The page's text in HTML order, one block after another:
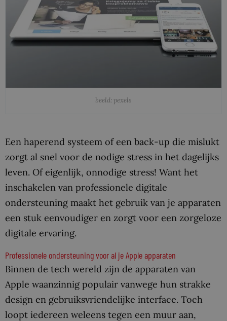
beeld: pexels
Een haperend systeem of een back-up die mislukt
zorgt al snel voor de nodige stress in het dagelijks
leven. Of eigenlijk, onnodige stress! Want het
inschakelen van professionele digitale
ondersteuning maakt het gebruik van je apparaten
een stuk eenvoudiger en zorgt voor een zorgeloze
digitale ervaring.
Professionele ondersteuning voor al je Apple apparaten
Binnen de tech wereld zijn de apparaten van
Apple waanzinnig populair vanwege hun strakke
design en gebruiksvriendelijke interface. Toch
loopt iedereen weleens tegen een muur aan,